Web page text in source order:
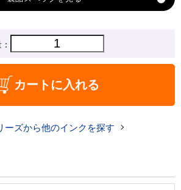
プソン
Y
550 円
エロー
カートに入れる
ーズから他のインクを探す